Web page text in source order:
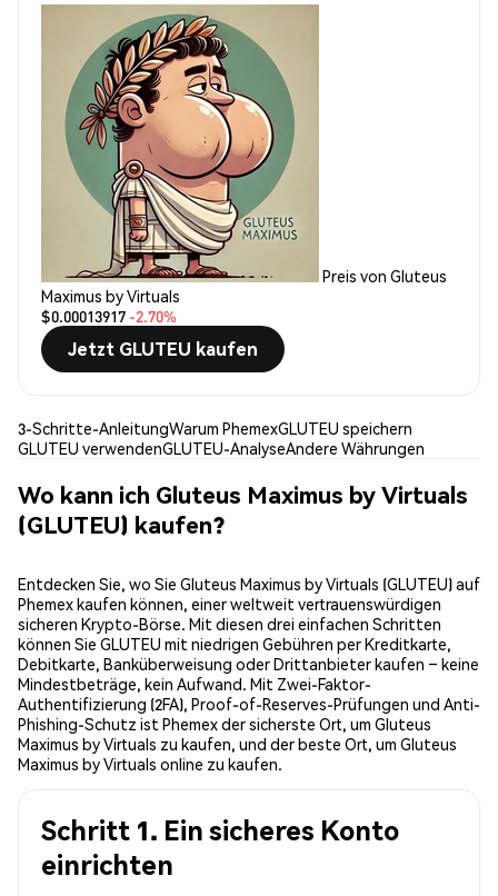
Preis von Gluteus
Maximus by Virtuals
$0.00013917 -2.70%
Jetzt GLUTEU kaufen
3-Schritte-AnleitungWarum PhemexGLUTEU speichern
GLUTEU verwendenGLUTEU-AnalyseAndere Währungen
Wo kann ich Gluteus Maximus by Virtuals
(GLUTEU) kaufen?
Entdecken Sie, wo Sie Gluteus Maximus by Virtuals (GLUTEU) auf
Phemex kaufen können, einer weltweit vertrauenswürdigen
sicheren Krypto-Börse. Mit diesen drei einfachen Schritten
können Sie GLUTEU mit niedrigen Gebühren per Kreditkarte,
Debitkarte, Banküberweisung oder Drittanbieter kaufen – keine
Mindestbeträge, kein Aufwand. Mit Zwei-Faktor-
Authentifizierung (2FA), Proof-of-Reserves-Prüfungen und Anti-
Phishing-Schutz ist Phemex der sicherste Ort, um Gluteus
Maximus by Virtuals zu kaufen, und der beste Ort, um Gluteus
Maximus by Virtuals online zu kaufen.
Schritt 1. Ein sicheres Konto
einrichten